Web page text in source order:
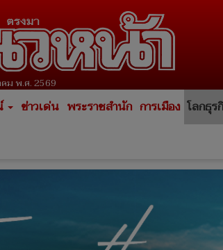
ม พ.ศ. 2569
ข่าวเด่น พระราชสำนัก การเมือง โลกธุร